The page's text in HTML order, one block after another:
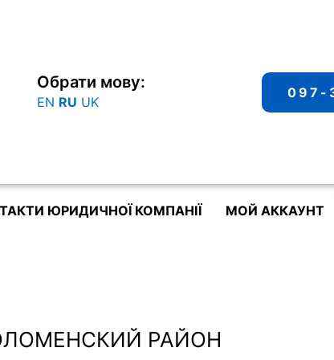
Обрати мову:
EN RU UK
097-
ЮРИДИЧНОЇ КОМПАНІЇ МОЙ АККАУНТ
РАЙОН